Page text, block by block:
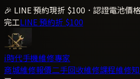
🎉 LINE 預約現折 $100．認證電池價
完工LINE 預約折 $100
i時代手機維修專家
商城維修報價二手回收維修課程維修